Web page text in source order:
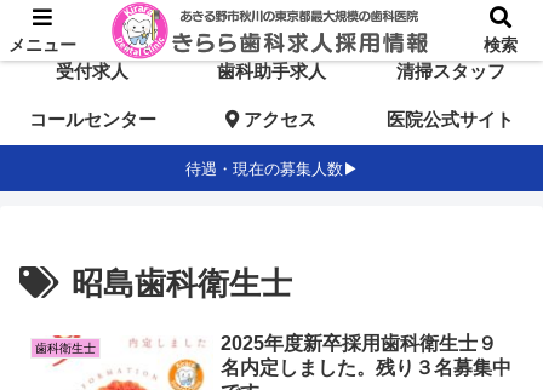
TOP 歯科医師求人 歯科衛生士求人
受付求人 歯科助手求人 清掃スタッフ
コールセンター アクセス 医院公式サイト
待遇・現在の募集人数▶
昭島歯科衛生士
歯科衛生士
2025年度新卒採用歯科衛生士９
名内定しました。残り３名募集中
メニュー 検索